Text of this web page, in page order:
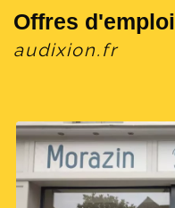
Offres d'emploi
audixion.fr